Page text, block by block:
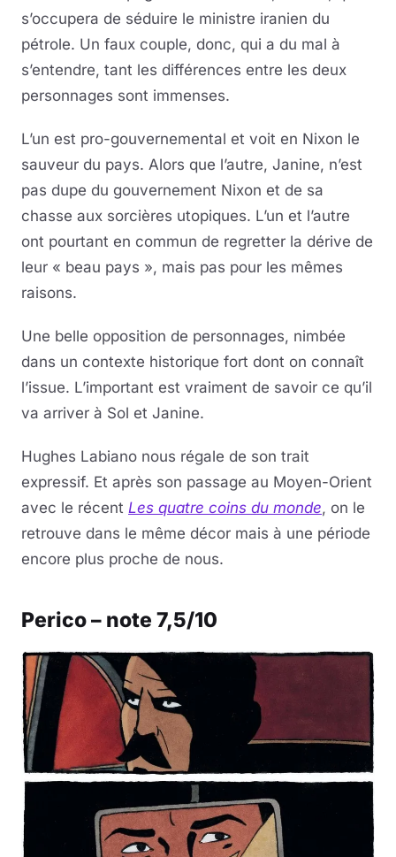
s’occupera de séduire le ministre iranien du
pétrole. Un faux couple, donc, qui a du mal à
s’entendre, tant les différences entre les deux
personnages sont immenses.
L’un est pro-gouvernemental et voit en Nixon le
sauveur du pays. Alors que l’autre, Janine, n’est
pas dupe du gouvernement Nixon et de sa
chasse aux sorcières utopiques. L’un et l’autre
ont pourtant en commun de regretter la dérive de
leur « beau pays », mais pas pour les mêmes
raisons.
Une belle opposition de personnages, nimbée
dans un contexte historique fort dont on connaît
l’issue. L’important est vraiment de savoir ce qu’il
va arriver à Sol et Janine.
Hughes Labiano nous régale de son trait
expressif. Et après son passage au Moyen-Orient
avec le récent Les quatre coins du monde, on le
retrouve dans le même décor mais à une période
encore plus proche de nous.
Perico – note 7,5/10